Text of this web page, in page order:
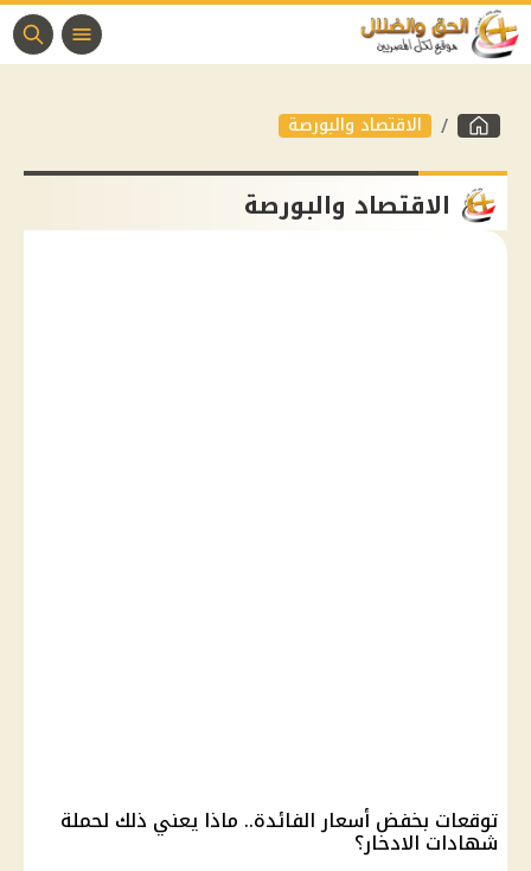
الاقتصاد والبورصة
الاقتصاد والبورصة
توقعات بخفض أسعار الفائدة.. ماذا يعني ذلك لحملة
شهادات الادخار؟